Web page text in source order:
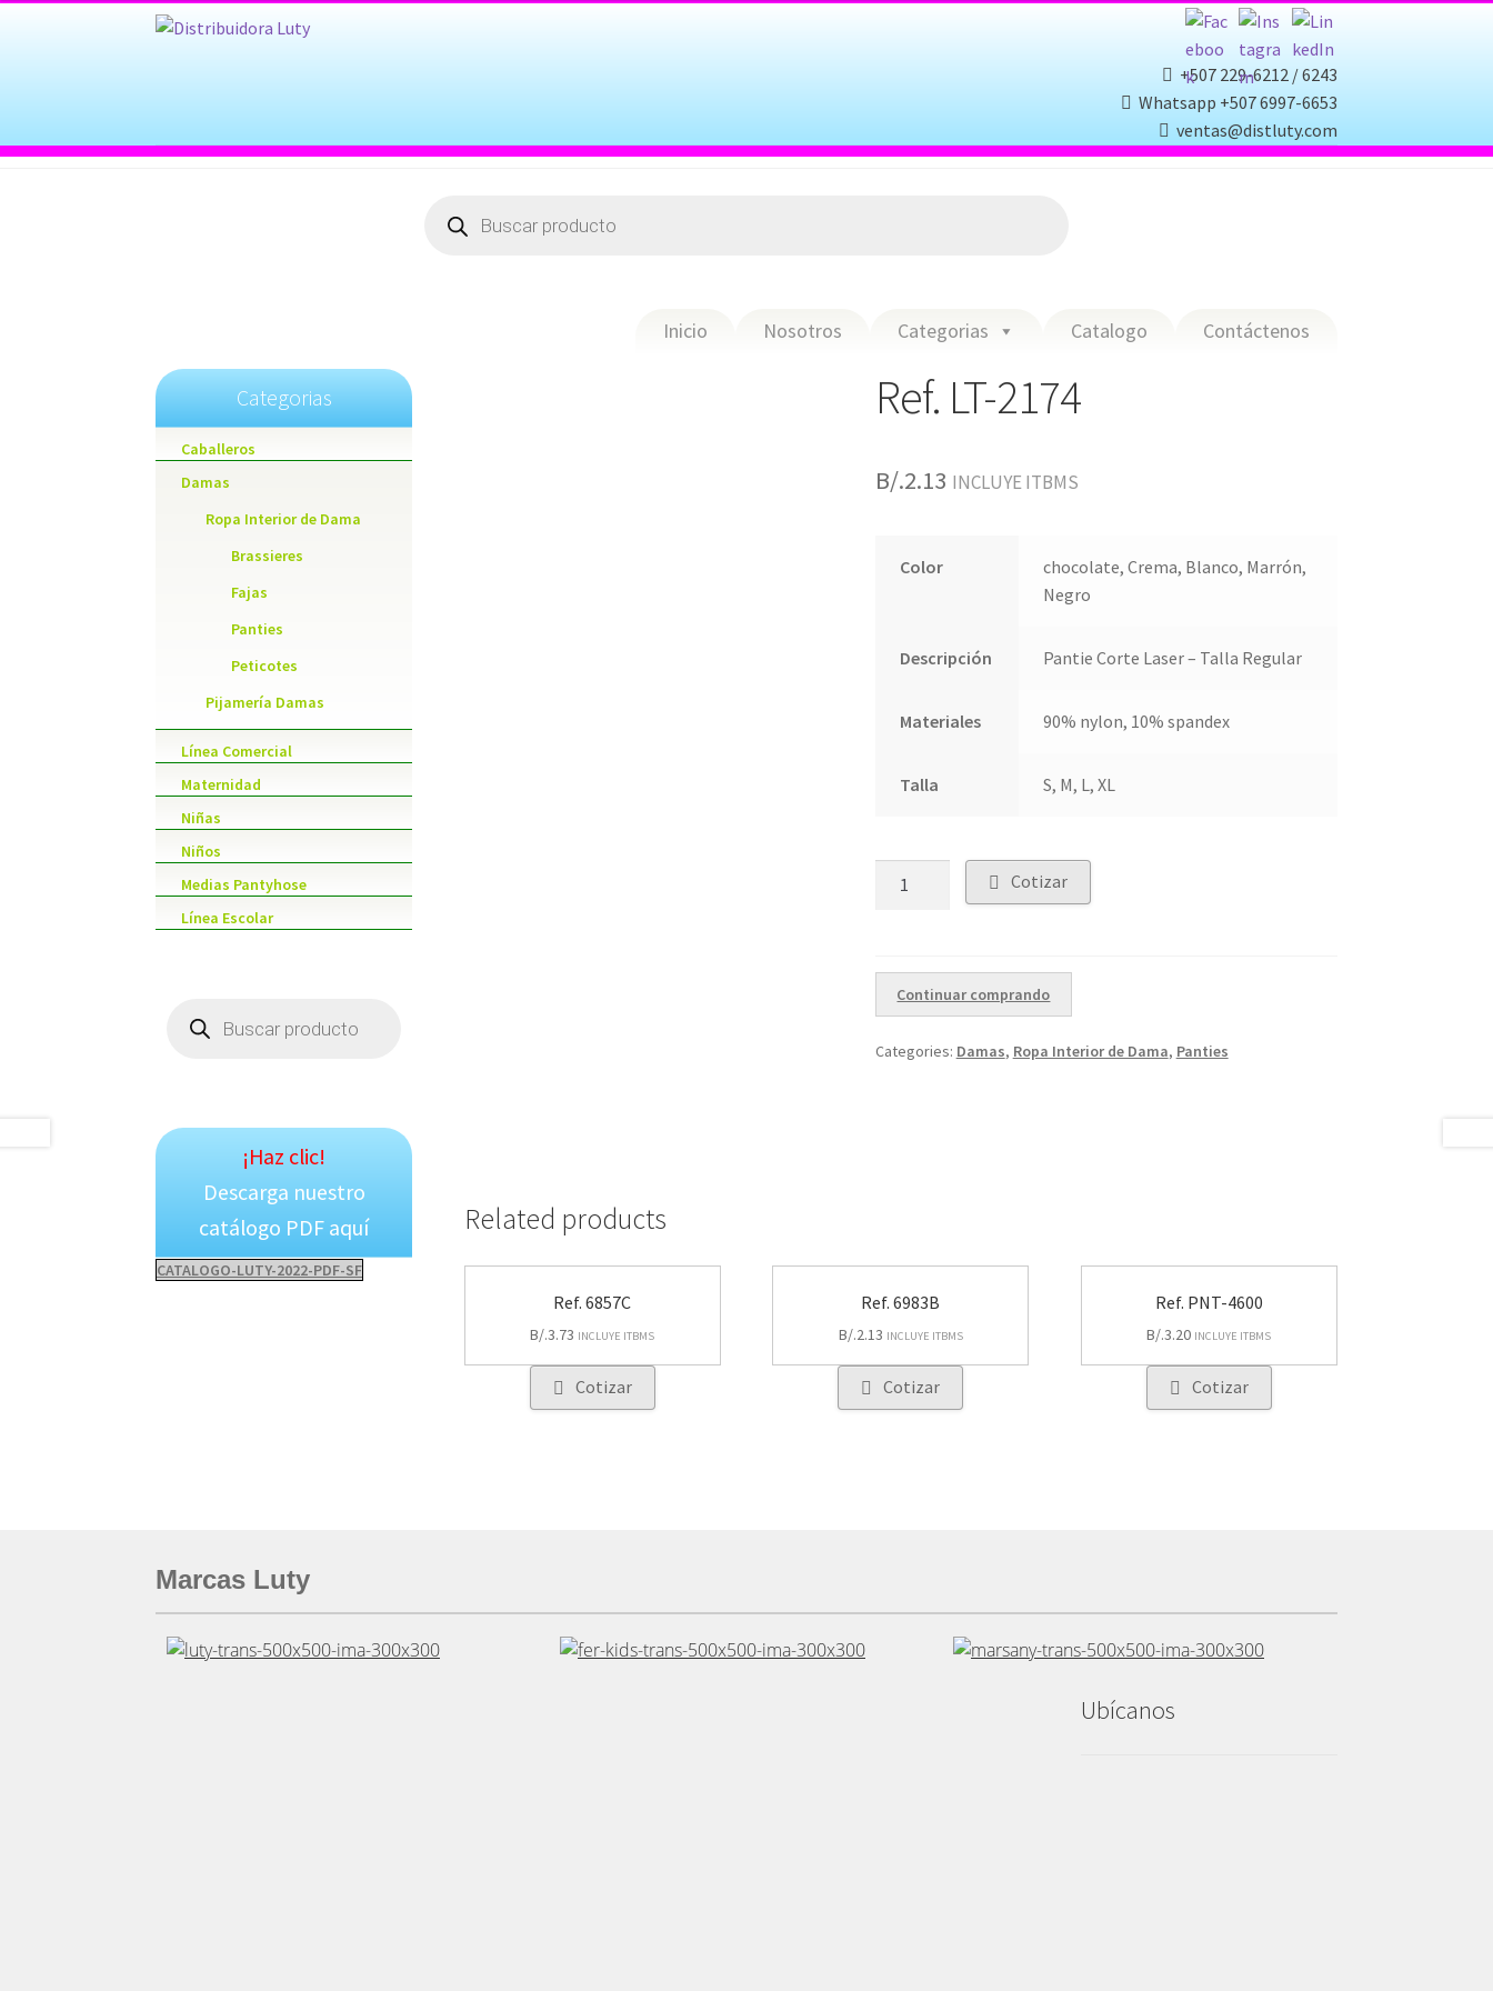
+507 229-6212 / 6243
Whatsapp +507 6997-6653
ventas@distluty.com
search
Inicio Nosotros Categorias Catalogo Contáctenos
Ref. LT-2174
B/.2.13 INCLUYE ITBMS
Color
chocolate, Crema, Blanco, Marrón,
Negro
Descripción Pantie Corte Laser – Talla Regular
Materiales 90% nylon, 10% spandex
Talla S, M, L, XL
Cotizar
Continuar comprando
Categories: Damas, Ropa Interior de Dama, Panties
Related products
Ref. 6857C
B/.3.73 INCLUYE ITBMS
Cotizar
Ref. 6983B
B/.2.13 INCLUYE ITBMS
Cotizar
Ref. PNT-4600
B/.3.20 INCLUYE ITBMS
Cotizar
Categorias
Caballeros
Damas
Ropa Interior de Dama
Brassieres
Fajas
Panties
Peticotes
Pijamería Damas
Línea Comercial
Maternidad
Niñas
Niños
Medias Pantyhose
Línea Escolar
search
¡Haz clic!
Descarga nuestro
catálogo PDF aquí
CATALOGO-LUTY-2022-PDF-SF
Marcas Luty
Ubícanos